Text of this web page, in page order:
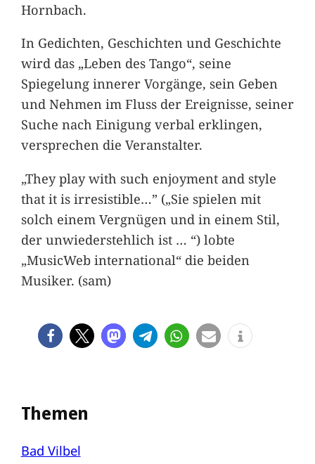
Hornbach.
In Gedichten, Geschichten und Geschichte
wird das „Leben des Tango“, seine
Spiegelung innerer Vorgänge, sein Geben
und Nehmen im Fluss der Ereignisse, seiner
Suche nach Einigung verbal erklingen,
versprechen die Veranstalter.
„They play with such enjoyment and style
that it is irresistible…” („Sie spielen mit
solch einem Vergnügen und in einem Stil,
der unwiederstehlich ist … “) lobte
„MusicWeb international“ die beiden
Musiker. (sam)
Themen
Bad Vilbel